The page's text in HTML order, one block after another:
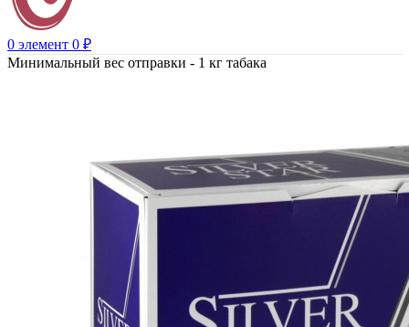
0 элемент 0 ₽
Минимальный вес отправки - 1 кг табака